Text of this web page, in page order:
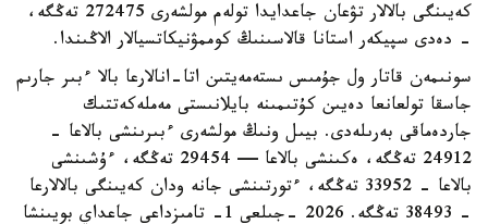
كەيىنگى بالالار تۋعان جاعدايدا تولەم مولشەرى 272475 تەڭگە،
- دەدى سپيكەر استانا قالاسىنىڭ كوممۋنيكاتسيالار الاڭىندا.
سونىمەن قاتار ول جۇمىس ىستەمەيتىن اتا-انالارعا بالا ءبىر جارىم
جاسقا تولعانعا دەيىن كۇتىمىنە بايلانىستى مەملەكەتتىك
جاردەماقى بەرىلەدى. بيىل ونىڭ مولشەرى ءبىرىنشى بالاعا -
24912 تەڭگە، ەكىنشى بالاعا — 29454 تەڭگە، ءۇشىنشى
بالاعا - 33952 تەڭگە، ءتورتىنشى جانە ودان كەيىنگى بالالارعا
- 38493 تەڭگە. 2026 -جىلعى 1- تامىزداعى جاعداي بويىنشا